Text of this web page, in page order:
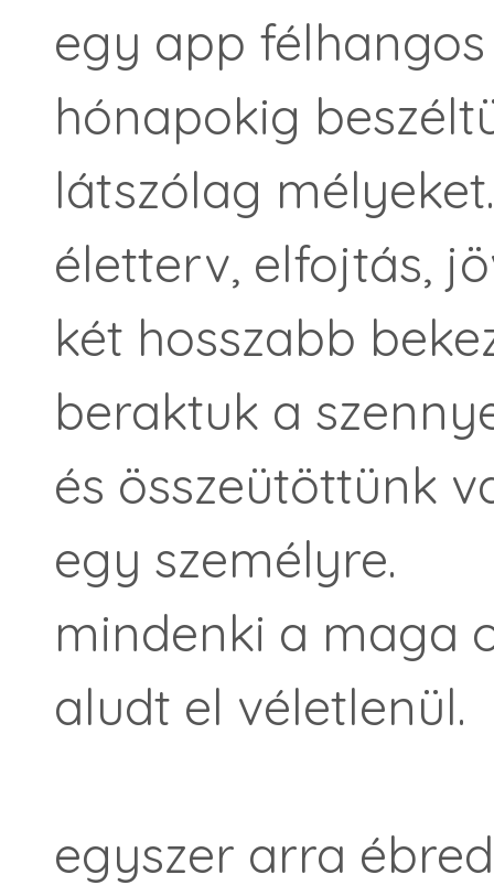
egy app félhangos
hónapokig
látszólag mélyeket.
életterv, elfojtás,
két hosszabb
beraktuk a
és összeütöttünk
egy személyre.
mindenki a maga
aludt el véletlenül.
egyszer arra